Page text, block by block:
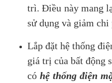
trì. Điều này mang
sử dụng và giảm
Lắp đặt hệ thống
giá trị của bất động
có hệ thống điện